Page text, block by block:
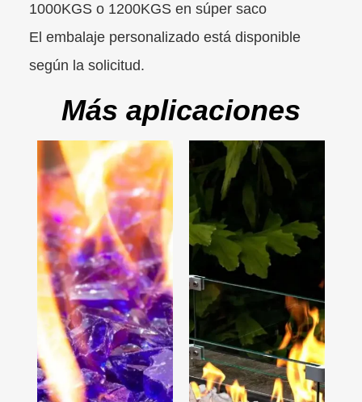
1000KGS o 1200KGS en súper saco
El embalaje personalizado está disponible
según la solicitud.
Más aplicaciones